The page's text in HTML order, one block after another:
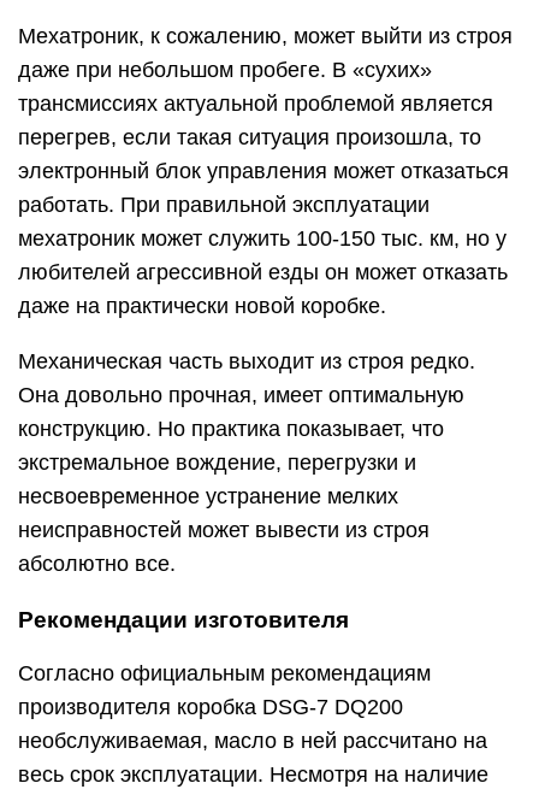
Мехатроник, к сожалению, может выйти из строя
даже при небольшом пробеге. В «сухих»
трансмиссиях актуальной проблемой является
перегрев, если такая ситуация произошла, то
электронный блок управления может отказаться
работать. При правильной эксплуатации
мехатроник может служить 100-150 тыс. км, но у
любителей агрессивной езды он может отказать
даже на практически новой коробке.
Механическая часть выходит из строя редко.
Она довольно прочная, имеет оптимальную
конструкцию. Но практика показывает, что
экстремальное вождение, перегрузки и
несвоевременное устранение мелких
неисправностей может вывести из строя
абсолютно все.
Рекомендации изготовителя
Согласно официальным рекомендациям
производителя коробка DSG-7 DQ200
необслуживаемая, масло в ней рассчитано на
весь срок эксплуатации. Несмотря на наличие